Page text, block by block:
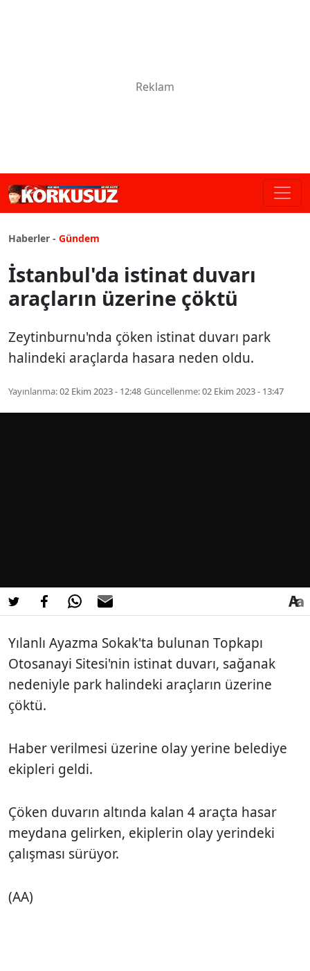
Haberler - Gündem
İstanbul'da istinat duvarı
araçların üzerine çöktü
Zeytinburnu'nda çöken istinat duvarı park
halindeki araçlarda hasara neden oldu.
Yayınlanma:02 Ekim 2023 - 12:48 Güncellenme:02 Ekim 2023 - 13:47
Yılanlı Ayazma Sokak'ta bulunan Topkapı
Otosanayi Sitesi'nin istinat duvarı, sağanak
nedeniyle park halindeki araçların üzerine
çöktü.
Haber verilmesi üzerine olay yerine belediye
ekipleri geldi.
Çöken duvarın altında kalan 4 araçta hasar
meydana gelirken, ekiplerin olay yerindeki
çalışması sürüyor.
(AA)